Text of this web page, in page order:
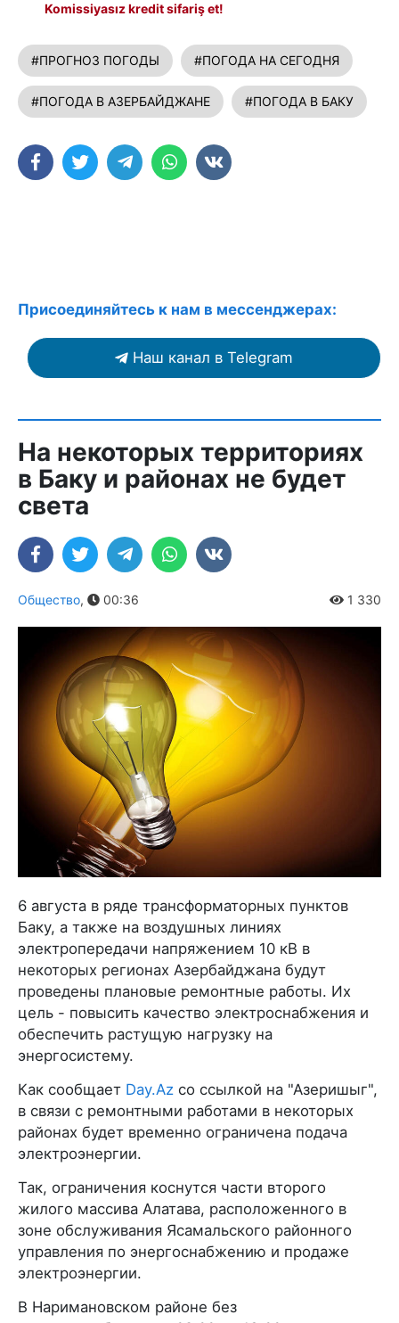
Komissiyasız kredit sifariş et!
#ПРОГНОЗ ПОГОДЫ #ПОГОДА НА СЕГОДНЯ
#ПОГОДА В АЗЕРБАЙДЖАНЕ #ПОГОДА В БАКУ
Присоединяйтесь к нам в мессенджерах:
Наш канал в Telegram
На некоторых территориях
в Баку и районах не будет
света
Общество, 00:36 1 330
6 августа в ряде трансформаторных пунктов
Баку, а также на воздушных линиях
электропередачи напряжением 10 кВ в
некоторых регионах Азербайджана будут
проведены плановые ремонтные работы. Их
цель - повысить качество электроснабжения и
обеспечить растущую нагрузку на
энергосистему.
Как сообщает Day.Az со ссылкой на "Азеришыг",
в связи с ремонтными работами в некоторых
районах будет временно ограничена подача
электроэнергии.
Так, ограничения коснутся части второго
жилого массива Алатава, расположенного в
зоне обслуживания Ясамальского районного
управления по энергоснабжению и продаже
электроэнергии.
В Наримановском районе без